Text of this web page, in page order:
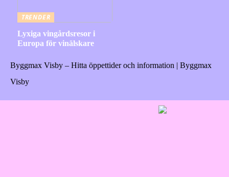
TRENDER
Lyxiga vingårdsresor i
Europa för vinälskare
Byggmax Visby – Hitta öppettider och information | Byggmax
Visby